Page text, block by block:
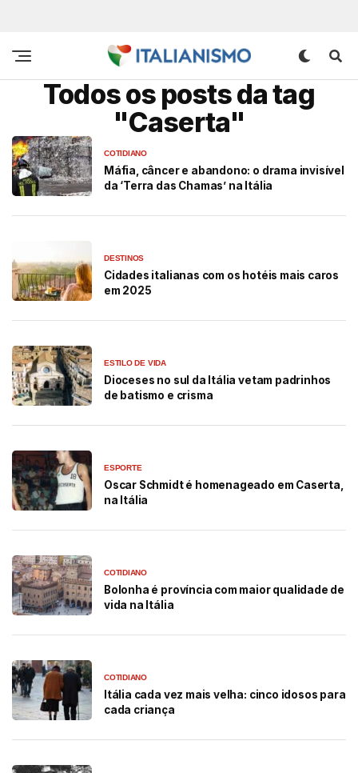
Todos os posts da tag
"Caserta"
COTIDIANO
Máfia, câncer e abandono: o drama invisível
da ‘Terra das Chamas’ na Itália
DESTINOS
Cidades italianas com os hotéis mais caros
em 2025
ESTILO DE VIDA
Dioceses no sul da Itália vetam padrinhos
de batismo e crisma
ESPORTE
Oscar Schmidt é homenageado em Caserta,
na Itália
COTIDIANO
Bolonha é província com maior qualidade de
vida na Itália
COTIDIANO
Itália cada vez mais velha: cinco idosos para
cada criança